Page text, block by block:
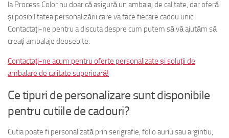
la Process Color nu doar că asigură un ambalaj de calitate, dar oferă
și posibilitatea personalizării care va face fiecare cadou unic.
Contactați-ne pentru a discuta despre cum putem să vă ajutăm să
creați ambalaje deosebite.
Contactați-ne acum pentru oferte personalizate și soluții de
ambalare de calitate superioară!
Ce tipuri de personalizare sunt disponibile
pentru cutiile de cadouri?
Cutia poate fi personalizată prin serigrafie, folio auriu sau argintiu,